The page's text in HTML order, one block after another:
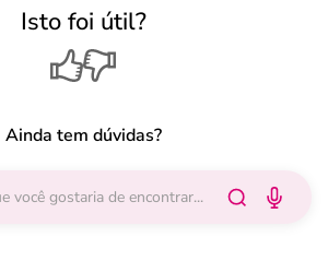
Isto foi útil?
Ainda tem dúvidas?